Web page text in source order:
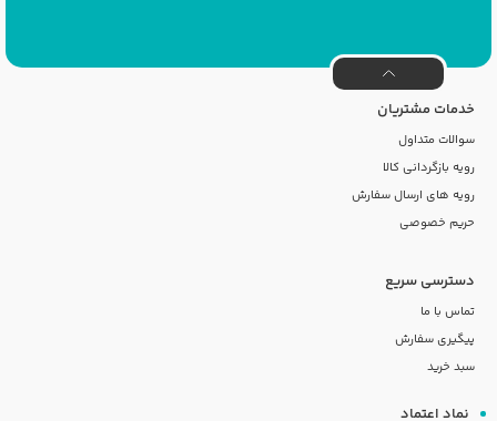
خدمات مشتریان
سوالات متداول
رویه بازگردانی کالا
رویه های ارسال سفارش
حریم خصوصی
دسترسی سریع
تماس با ما
پیگیری سفارش
سبد خرید
نماد اعتماد